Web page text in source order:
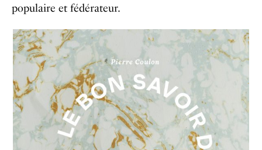
populaire et fédérateur.